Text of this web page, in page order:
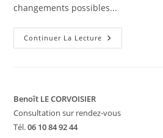
changements possibles...
Continuer La Lecture Maigrir
Par
Benoît LE CORVOISIER
Consultation sur rendez-vous
Tél.06 10 84 92 44